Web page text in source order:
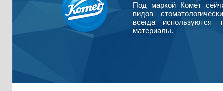
Под маркой Комет
видов
всегда используются
материалы.